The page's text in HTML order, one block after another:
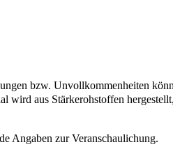
bzw. Unvollkommenheiten
wird aus Stärkerohstoffen
Angaben zur Veranschaulichung.